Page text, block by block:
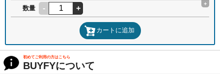
数量 - +
+
カートに追加
初めてご利用の方はこちら
BUYFYについて